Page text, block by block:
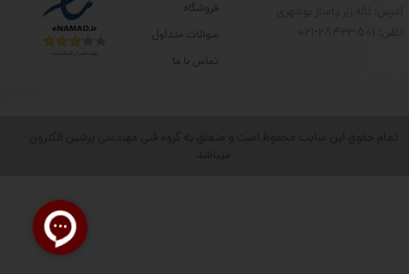
فروشگاه
سوالات متداول
تماس با ما